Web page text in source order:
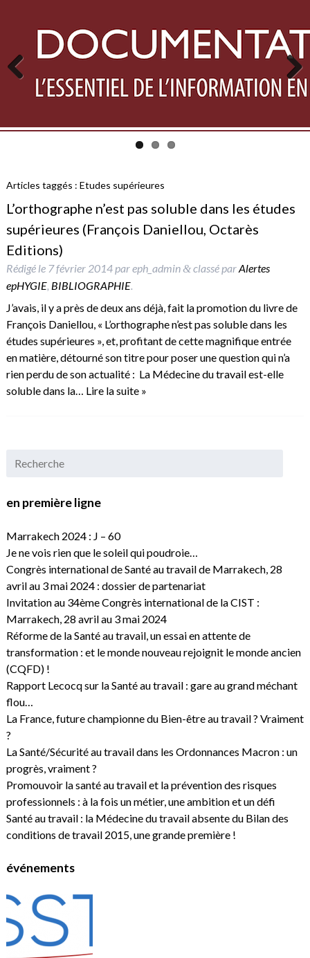
Previous Next
Articles taggés : Etudes supérieures
L’orthographe n’est pas soluble dans les études
supérieures (François Daniellou, Octarès
Editions)
Rédigé le 7 février 2014pareph_admin &classé parAlertes
epHYGIE, BIBLIOGRAPHIE.
J’avais, il y a près de deux ans déjà, fait la promotion du livre de
François Daniellou, « L’orthographe n’est pas soluble dans les
études supérieures », et, profitant de cette magnifique entrée
en matière, détourné son titre pour poser une question qui n’a
rien perdu de son actualité : La Médecine du travail est-elle
soluble dans la… Lire la suite »
en première ligne
Marrakech 2024 : J – 60
Je ne vois rien que le soleil qui poudroie…
Congrès international de Santé au travail de Marrakech, 28
avril au 3 mai 2024 : dossier de partenariat
Invitation au 34ème Congrès international de la CIST :
Marrakech, 28 avril au 3 mai 2024
Réforme de la Santé au travail, un essai en attente de
transformation : et le monde nouveau rejoignit le monde ancien
(CQFD) !
Rapport Lecocq sur la Santé au travail : gare au grand méchant
flou…
La France, future championne du Bien-être au travail ? Vraiment
?
La Santé/Sécurité au travail dans les Ordonnances Macron : un
progrès, vraiment ?
Promouvoir la santé au travail et la prévention des risques
professionnels : à la fois un métier, une ambition et un défi
Santé au travail : la Médecine du travail absente du Bilan des
conditions de travail 2015, une grande première !
événements